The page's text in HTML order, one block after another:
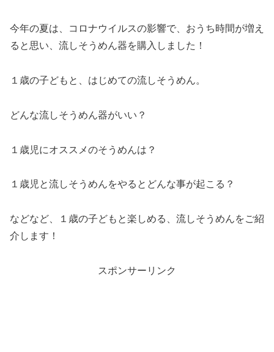
今年の夏は、コロナウイルスの影響で、おうち時間が増え
ると思い、流しそうめん器を購入しました！
１歳の子どもと、はじめての流しそうめん。
どんな流しそうめん器がいい？
１歳児にオススメのそうめんは？
１歳児と流しそうめんをやるとどんな事が起こる？
などなど、１歳の子どもと楽しめる、流しそうめんをご紹
介します！
スポンサーリンク